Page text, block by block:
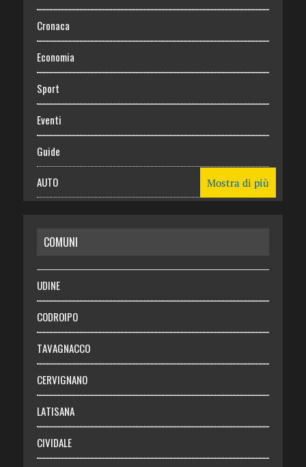
Cronaca
Economia
Sport
Eventi
Guide
AUTO
RISPARMIO
SALUTE
Necrologie
Chi siamo
Abbonati
Login
Mostra di più
COMUNI
UDINE
CODROIPO
TAVAGNACCO
CERVIGNANO
LATISANA
CIVIDALE